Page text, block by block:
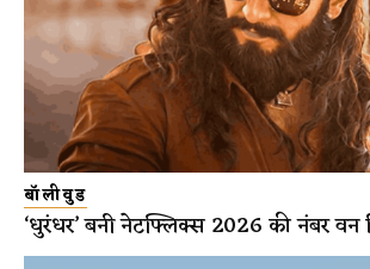
बॉलीवुड
‘धुरंधर’ बनी नेटफ्लिक्स 2026 की नंबर